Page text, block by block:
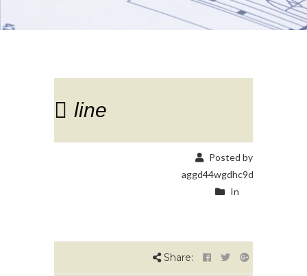
line
Posted by
aggd44wgdhc9d
In
Share: